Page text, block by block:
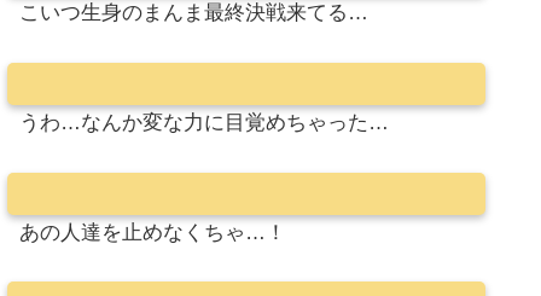
こいつ生身のまんま最終決戦来てる…
うわ…なんか変な力に目覚めちゃった…
あの人達を止めなくちゃ…！